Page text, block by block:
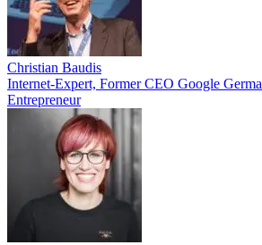
Christian Baudis
Internet-Expert, Former CEO Google
Entrepreneur